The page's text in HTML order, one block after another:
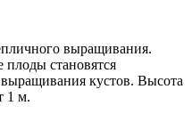
выращивания.
становятся
кустов. Высота
1 м.